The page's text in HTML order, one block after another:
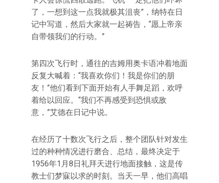
了，一想到这一点我就极其沮丧”，纳特在日
记中写道，然后大家就一起祷告，“愿上帝亲
自带领我们的行动。”
第四次飞行时，通往的吉姆用奥卡语冲着地面
反复大喊着：“我喜欢你们！我是你们的朋
友！”他们看到下面开始有人手舞足蹈，欢呼
着给以回应。“我们不再感受到恐惧或敌
意，”艾德在日记中说。
在经历了十数次飞行之后，整个团队针对发生
过的种种情况进行磨合、总结，最终决定于
1956年1月8日礼拜天进行地面接触，这是传
教士们梦寐以求的时刻。当天一早，他们高唱